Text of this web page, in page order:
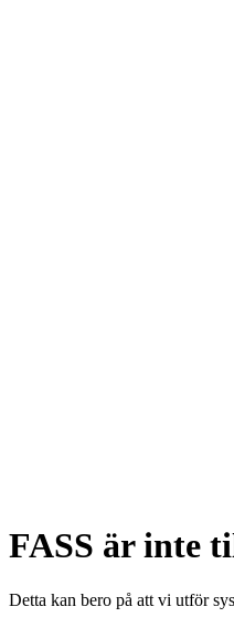
FASS är inte
Detta kan bero på att vi utför